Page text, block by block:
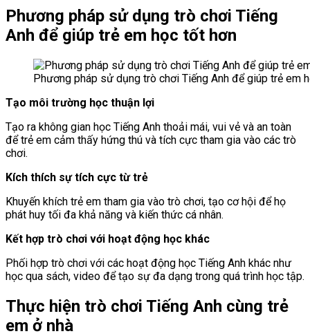
Phương pháp sử dụng trò chơi Tiếng
Anh để giúp trẻ em học tốt hơn
Phương pháp sử dụng trò chơi Tiếng Anh để giúp trẻ em
Tạo môi trường học thuận lợi
Tạo ra không gian học Tiếng Anh thoải mái, vui vẻ và an toàn
để trẻ em cảm thấy hứng thú và tích cực tham gia vào các trò
chơi.
Kích thích sự tích cực từ trẻ
Khuyến khích trẻ em tham gia vào trò chơi, tạo cơ hội để họ
phát huy tối đa khả năng và kiến thức cá nhân.
Kết hợp trò chơi với hoạt động học khác
Phối hợp trò chơi với các hoạt động học Tiếng Anh khác như
học qua sách, video để tạo sự đa dạng trong quá trình học tập.
Thực hiện trò chơi Tiếng Anh cùng trẻ
em ở nhà